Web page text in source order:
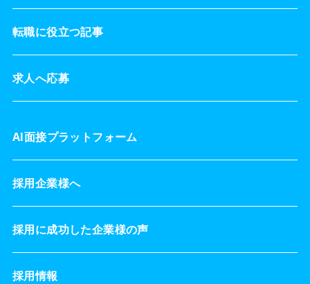
転職に役立つ記事
求人へ応募
AI面接プラットフォーム
採用企業様へ
採用に成功した企業様の声
採用情報